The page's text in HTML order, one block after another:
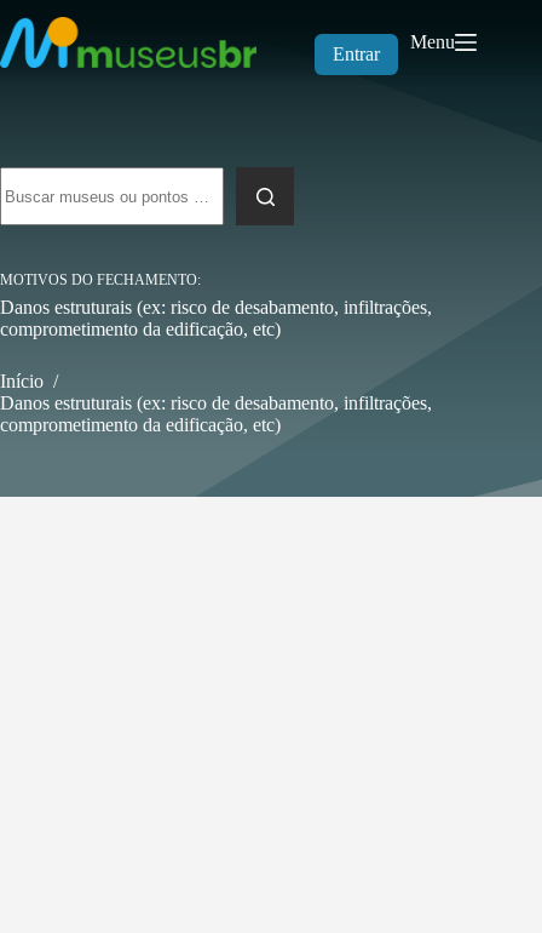
para
o
conteúdo
Entrar
Menu
resultados
MOTIVOS DO FECHAMENTO
Danos estruturais (ex: risco de desabamento, infiltrações,
comprometimento da edificação, etc)
Início /
Danos estruturais (ex: risco de desabamento, infiltrações,
comprometimento da edificação, etc)